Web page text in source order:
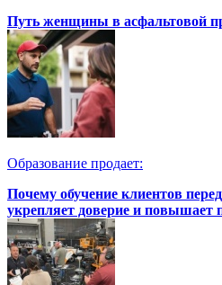
Путь женщины в асфальтовой
Образование продает:
Почему обучение клиентов
укрепляет доверие и повышает